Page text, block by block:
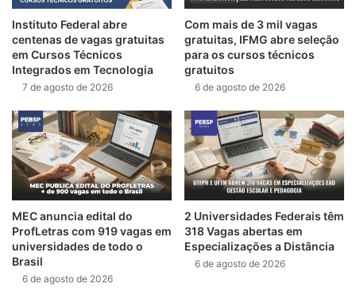
Instituto Federal abre
centenas de vagas gratuitas
em Cursos Técnicos
Integrados em Tecnologia
7 de agosto de 2026
Com mais de 3 mil vagas
gratuitas, IFMG abre seleção
para os cursos técnicos
gratuitos
6 de agosto de 2026
MEC anuncia edital do
ProfLetras com 919 vagas em
universidades de todo o
Brasil
6 de agosto de 2026
2 Universidades Federais têm
318 Vagas abertas em
Especializações a Distância
6 de agosto de 2026